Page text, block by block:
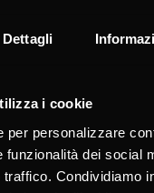
Dettagli
i cookie
per personalizzare
funzionalità dei social
Condividiamo